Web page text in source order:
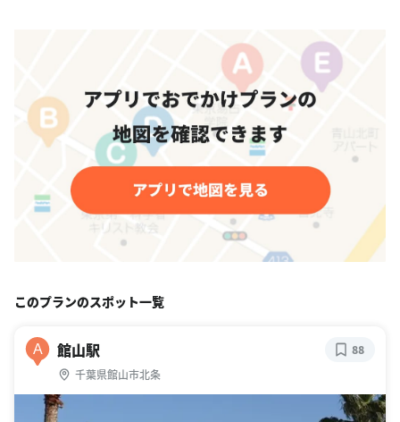
このプランのスポット一覧
A 館山駅
千葉県館山市北条
88